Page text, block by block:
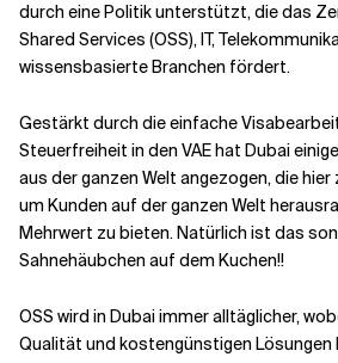
durch eine Politik unterstützt, die das
Shared Services (OSS), IT,
wissensbasierte Branchen fördert.
Gestärkt durch die einfache
Steuerfreiheit in den VAE hat Dubai
aus der ganzen Welt angezogen, die
um Kunden auf der ganzen Welt
Mehrwert zu bieten. Natürlich ist das
Sahnehäubchen auf dem Kuchen!!
OSS wird in Dubai immer alltäglicher,
Qualität und kostengünstigen Lösungen